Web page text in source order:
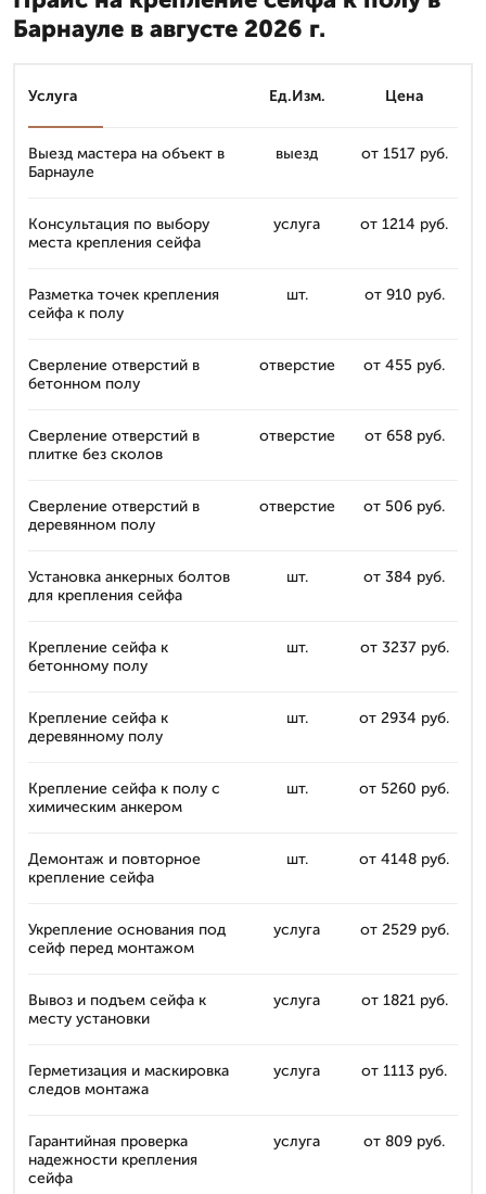
Барнауле в августе 2026 г.
Услуга Ед.Изм. Цена
Выезд мастера на объект в
Барнауле
выезд от 1517 руб.
Консультация по выбору
места крепления сейфа
услуга от 1214 руб.
Разметка точек крепления
сейфа к полу
шт. от 910 руб.
Сверление отверстий в
бетонном полу
отверстие от 455 руб.
Сверление отверстий в
плитке без сколов
отверстие от 658 руб.
Сверление отверстий в
деревянном полу
отверстие от 506 руб.
Установка анкерных болтов
для крепления сейфа
шт. от 384 руб.
Крепление сейфа к
бетонному полу
шт. от 3237 руб.
Крепление сейфа к
деревянному полу
шт. от 2934 руб.
Крепление сейфа к полу с
химическим анкером
шт. от 5260 руб.
Демонтаж и повторное
крепление сейфа
шт. от 4148 руб.
Укрепление основания под
сейф перед монтажом
услуга от 2529 руб.
Вывоз и подъем сейфа к
месту установки
услуга от 1821 руб.
Герметизация и маскировка
следов монтажа
услуга от 1113 руб.
Гарантийная проверка
надежности крепления
сейфа
услуга от 809 руб.